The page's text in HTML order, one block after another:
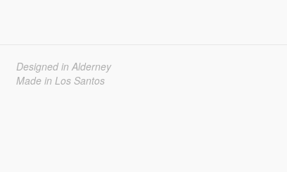
Designed in Alderney
Made in Los Santos